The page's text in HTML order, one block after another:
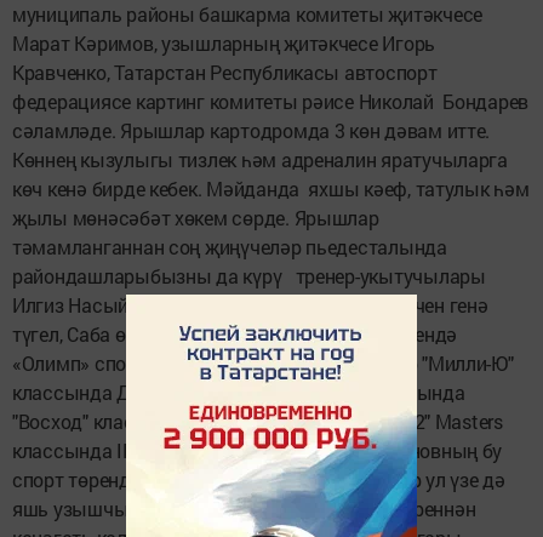
муниципаль районы башкарма комитеты җитәкчесе
Марат Кәримов, узышларның җитәкчесе Игорь
Кравченко, Татарстан Республикасы автоспорт
федерациясе картинг комитеты рәисе Николай Бондарев
сәламләде. Ярышлар картодромда 3 көн дәвам итте.
Көннең кызулыгы тизлек һәм адреналин яратучыларга
көч кенә бирде кебек. Мәйданда яхшы кәеф, татулык һәм
җылы мөнәсәбәт хөкем сөрде. Ярышлар
тәмамланганнан соң җиңүчеләр пьедесталында
райондашларыбызны да күрү тренер-укытучылары
Илгиз Насыйбуллин һәм Рафил Исрафилов өчен генә
түгел, Саба өчен зур горурлык! ТР Беренчелегендә
«Олимп» спорт мәктәбендә тәрбияләнүчеләр "Милли-Ю"
классында Данис Насыйбуллин - III, ТР Кубогында
"Восход" классында Динар Дәминов – I , "KZ-2" Masters
классында II урынны алдылар. Динар Дәминовның бу
спорт төрендә 24 еллык тәҗрибәсе бар, хәзер ул үзе дә
яшь узышчыларны әзерли. “Ярыш нәтиҗәләреннән